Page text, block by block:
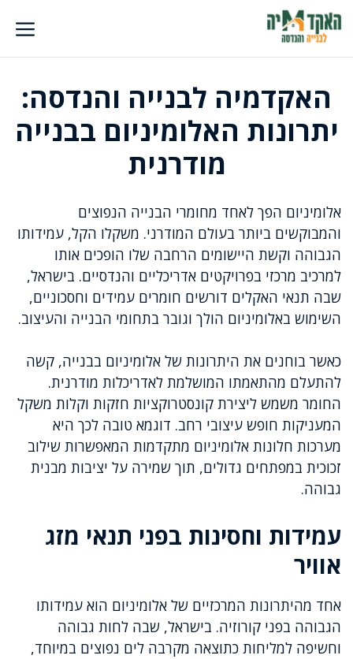
לדלג
לתוכן
האקדמיה לבנייה והנדסה:
יתרונות האלומיניום בבנייה
מודרנית
אלומיניום הפך לאחד מחומרי הבנייה הנפוצים
והמבוקשים ביותר בעולם המודרני. משקלו הקל, עמידותו
הגבוהה וקשת היישומים הרחבה שלו הופכים אותו
למרכיב מרכזי בפרויקטים אדריכליים והנדסיים. בישראל,
שבה תנאי האקלים דורשים חומרים עמידים וחסכוניים,
השימוש באלומיניום הולך וגובר בתחומי הבנייה והעיצוב.
כאשר בוחנים את היתרונות של אלומיניום בבנייה, קשה
להתעלם מהתאמתו המושלמת לאדריכלות מודרנית.
החומר משמש ליצירת קונסטרוקציות חזקות וקלות משקל
המעניקות חופש עיצובי רחב. דוגמא טובה לכך היא
מערכות חלונות אלומיניום מתקדמות המאפשרות שילוב
זכוכית במפתחים גדולים, תוך שמירה על יציבות מבנית
גבוהה.
עמידות וחסינות בפני תנאי מזג
אוויר
אחד מהיתרונות המרכזיים של אלומיניום הוא עמידותו
הגבוהה בפני קורוזיה. בישראל, שבה לחות גבוהה
וחשיפה למליחות כתוצאה מקרבה לים נפוצים במיוחד,